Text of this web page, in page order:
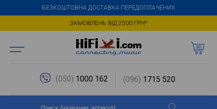
БЕЗКОШТОВНА ДОСТАВКА ПЕРЕДОПЛАЧЕНИХ
ЗАМОВЛЕНЬ ВІД 2500 ГРН*
(050) 1000 162 (096) 1715 520